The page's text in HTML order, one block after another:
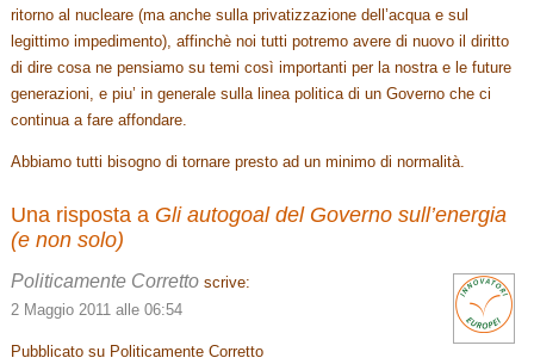
ritorno al nucleare (ma anche sulla privatizzazione dell’acqua e sul
legittimo impedimento), affinchè noi tutti potremo avere di nuovo il diritto
di dire cosa ne pensiamo su temi così importanti per la nostra e le future
generazioni, e piu’ in generale sulla linea politica di un Governo che ci
continua a fare affondare.
Abbiamo tutti bisogno di tornare presto ad un minimo di normalità.
Una risposta a Gli autogoal del Governo sull’energia
(e non solo)
Politicamente Corretto scrive:
2 Maggio 2011 alle 06:54
Pubblicato su Politicamente Corretto